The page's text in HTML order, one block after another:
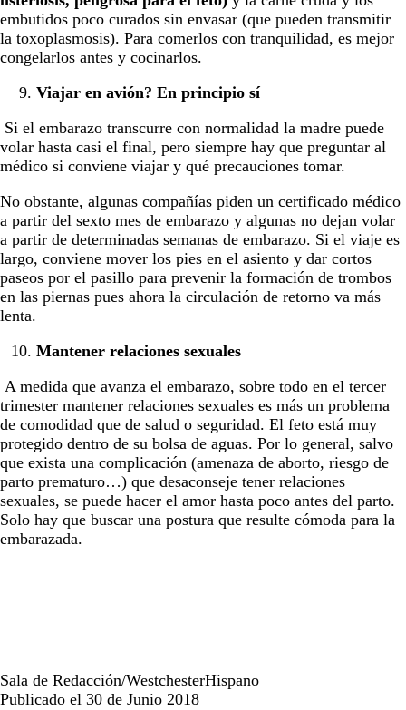
embutidos poco curados sin envasar (que pueden transmitir
la toxoplasmosis). Para comerlos con tranquilidad, es mejor
congelarlos antes y cocinarlos.
Viajar en avión? En principio sí
Si el embarazo transcurre con normalidad la madre puede
volar hasta casi el final, pero siempre hay que preguntar al
médico si conviene viajar y qué precauciones tomar.
No obstante, algunas compañías piden un certificado médico
a partir del sexto mes de embarazo y algunas no dejan volar
a partir de determinadas semanas de embarazo. Si el viaje es
largo, conviene mover los pies en el asiento y dar cortos
paseos por el pasillo para prevenir la formación de trombos
en las piernas pues ahora la circulación de retorno va más
lenta.
Mantener relaciones sexuales
A medida que avanza el embarazo, sobre todo en el tercer
trimester mantener relaciones sexuales es más un problema
de comodidad que de salud o seguridad. El feto está muy
protegido dentro de su bolsa de aguas. Por lo general, salvo
que exista una complicación (amenaza de aborto, riesgo de
parto prematuro…) que desaconseje tener relaciones
sexuales, se puede hacer el amor hasta poco antes del parto.
Solo hay que buscar una postura que resulte cómoda para la
embarazada.
Sala de Redacción/WestchesterHispano
Publicado el 30 de Junio 2018